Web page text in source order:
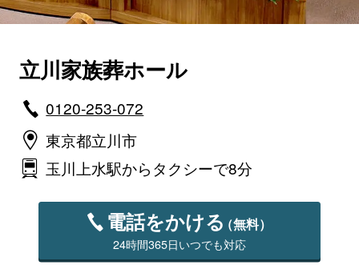
立川家族葬ホール
0120-253-072
東京都立川市
玉川上水駅からタクシーで8分
電話をかける（無料）
24時間365日いつでも対応